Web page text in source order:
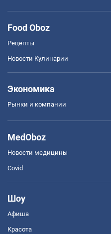
Food Oboz
Рецепты
Новости Кулинарии
Экономика
Рынки и компании
MedOboz
Новости медицины
Covid
Шоу
Афиша
Красота